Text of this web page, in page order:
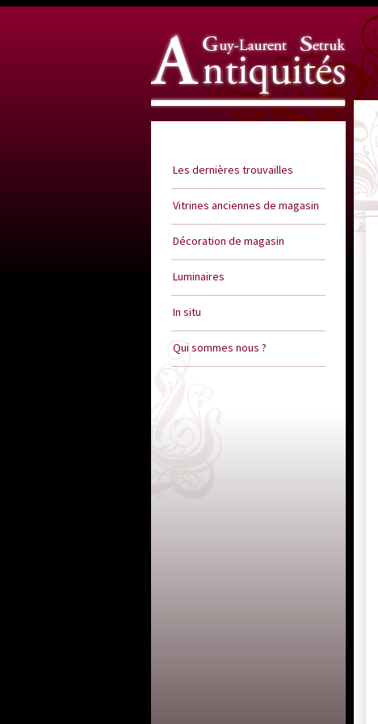
Les dernières trouvailles
Vitrines anciennes de magasin
Décoration de magasin
Luminaires
In situ
Qui sommes nous ?